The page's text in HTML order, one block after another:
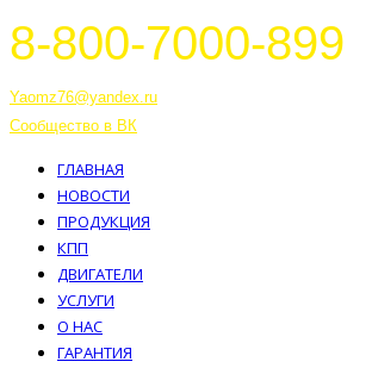
8-800-7000-899
Yaomz76@yandex.ru
Сообщество в ВК
ГЛАВНАЯ
НОВОСТИ
ПРОДУКЦИЯ
КПП
ДВИГАТЕЛИ
УСЛУГИ
О НАС
ГАРАНТИЯ